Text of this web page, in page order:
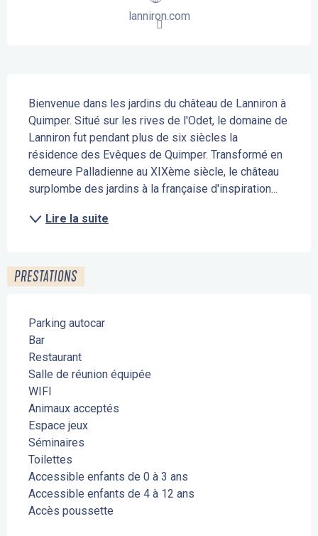
lanniron.com
Bienvenue dans les jardins du château de Lanniron à
Quimper. Situé sur les rives de l'Odet, le domaine de
Lanniron fut pendant plus de six siècles la
résidence des Evêques de Quimper. Transformé en
demeure Palladienne au XIXème siècle, le château
surplombe des jardins à la française d'inspiration...
Lire la suite
PRESTATIONS
Parking autocar
Bar
Restaurant
Salle de réunion équipée
WIFI
Animaux acceptés
Espace jeux
Séminaires
Toilettes
Accessible enfants de 0 à 3 ans
Accessible enfants de 4 à 12 ans
Accès poussette